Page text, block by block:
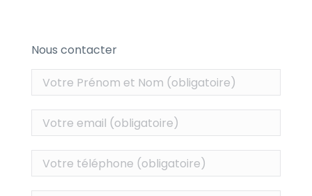
Nous contacter